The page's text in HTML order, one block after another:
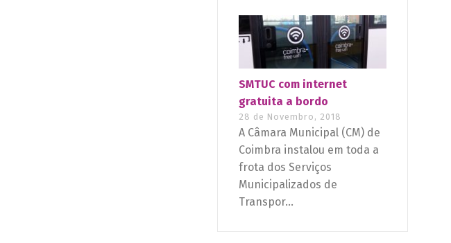
SMTUC com internet
gratuita a bordo
28 de Novembro, 2018
A Câmara Municipal (CM) de
Coimbra instalou em toda a
frota dos Serviços
Municipalizados de
Transpor...